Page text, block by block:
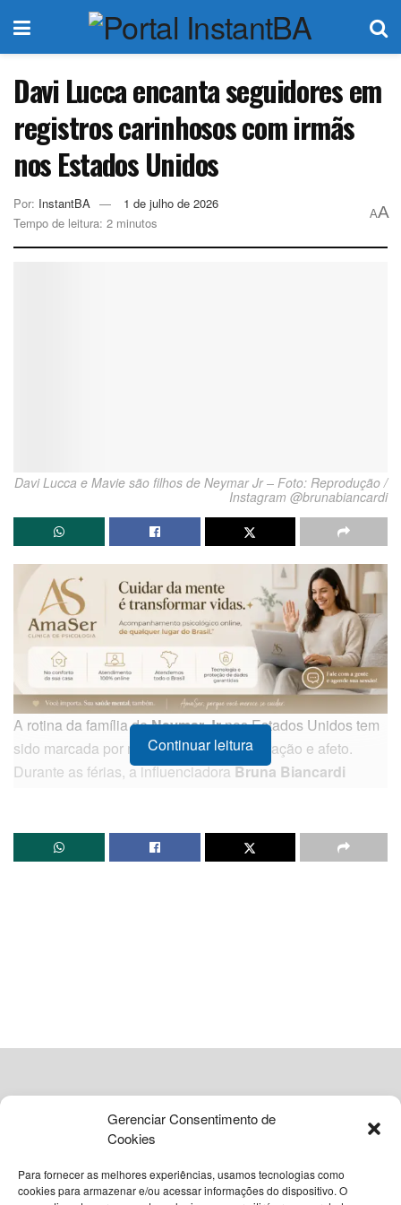
Gerenciar Consentimento de
Cookies
Para fornecer as melhores experiências, usamos tecnologias como
cookies para armazenar e/ou acessar informações do dispositivo. O
Davi Lucca encanta seguidores em
registros carinhosos com irmãs
nos Estados Unidos
Por: InstantBA
1 de julho de 2026
Tempo de leitura: 2 minutos
AA
Davi Lucca e Mavie são filhos de Neymar Jr – Foto: Reprodução /
Instagram @brunabiancardi
A rotina da família deNeymar Jrnos Estados Unidos tem
sido marcada por momentos de descontração e afeto.
Durante as férias, a influenciadoraBruna Biancardi
convivência harmoniosa entre os irmãos em solo
americano.
cliques, o jovem aparece carregando a irmãMavienos
após uma pintura facial. A interação demonstra a
cumplicidade entre os filhos deNeymar Jr
aproveitam o período de descanso após acompanharem
Seleção Brasileira.
Continuar leitura